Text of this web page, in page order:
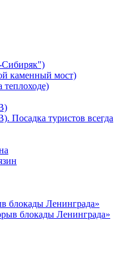
каменный мост)
Посадка туристов всегда
блокады Ленинграда»
блокады Ленинграда»